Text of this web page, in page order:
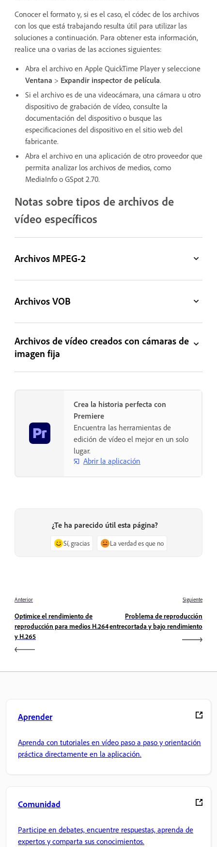
Conocer el formato y, si es el caso, el códec de los archivos
con los que está trabajando resulta útil para utilizar las
soluciones a continuación. Para obtener esta información,
realice una o varias de las acciones siguientes:
Abra el archivo en Apple QuickTime Player y seleccione
Ventana > Expandir inspector de película.
Si el archivo es de una videocámara, una cámara u otro
dispositivo de grabación de vídeo, consulte la
documentación del dispositivo o busque las
especificaciones del dispositivo en el sitio web del
fabricante.
Abra el archivo en una aplicación de otro proveedor que
permita analizar los archivos de medios, como
MediaInfo o GSpot 2.70.
Notas sobre tipos de archivos de
vídeo específicos
Archivos MPEG-2
Archivos VOB
Archivos de vídeo creados con cámaras de
imagen fija
Crea la historia perfecta con
Premiere
Encuentra las herramientas de
edición de vídeo el mejor en un solo
lugar.
Abrir la aplicación
¿Te ha parecido útil esta página?
Sí, gracias La verdad es que no
Anterior
Optimice el rendimiento de
reproducción para medios H.264
y H.265
Siguiente
Problema de reproducción
entrecortada y bajo rendimiento
Aprender
Aprenda con tutoriales en vídeo paso a paso y orientación
práctica directamente en la aplicación.
Comunidad
Participe en debates, encuentre respuestas, aprenda de
expertos y comparta sus conocimientos.